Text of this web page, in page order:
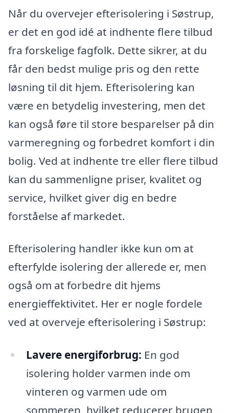
Når du overvejer efterisolering i Søstrup,
er det en god idé at indhente flere tilbud
fra forskelige fagfolk. Dette sikrer, at du
får den bedst mulige pris og den rette
løsning til dit hjem. Efterisolering kan
være en betydelig investering, men det
kan også føre til store besparelser på din
varmeregning og forbedret komfort i din
bolig. Ved at indhente tre eller flere tilbud
kan du sammenligne priser, kvalitet og
service, hvilket giver dig en bedre
forståelse af markedet.
Efterisolering handler ikke kun om at
efterfylde isolering der allerede er, men
også om at forbedre dit hjems
energieffektivitet. Her er nogle fordele
ved at overveje efterisolering i Søstrup:
Lavere energiforbrug: En god
isolering holder varmen inde om
vinteren og varmen ude om
sommeren, hvilket reducerer brugen